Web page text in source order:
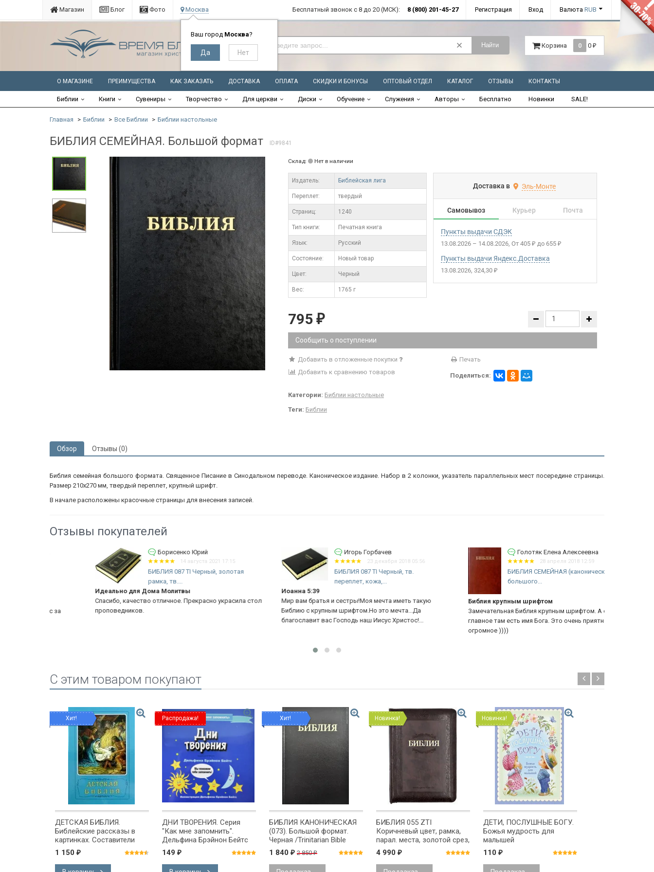
Магазин Блог Фото Москва
Ваш город Москва?
Бесплатный звонок с 8 до 20 (МСК): 8 (800) 201-45-27 Регистрация Вход Валюта RUB
Найти Корзина 0 0 ₽
О МАГАЗИНЕ ПРЕИМУЩЕСТВА КАК ЗАКАЗАТЬ ДОСТАВКА ОПЛАТА СКИДКИ И БОНУСЫ ОПТОВЫЙ ОТДЕЛ КАТАЛОГ ОТЗЫВЫ КОНТАКТЫ
Библии Книги Сувениры Творчество Для церкви Диски Обучение Служения Авторы Бесплатно Новинки SALE!
Главная Библии Все Библии Библии настольные
БИБЛИЯ СЕМЕЙНАЯ. Большой формат ID#9841
Склад: Нет в наличии
Издатель: Библейская лига
Переплет: твердый
Cтраниц: 1240
Тип книги: Печатная книга
Язык: Русский
Состояние: Новый товар
Цвет: Черный
Вес: 1765 г
Доставка в Эль-Монте
Самовывоз Курьер Почта
Пункты выдачи СДЭК
13.08.2026 – 14.08.2026 От 405₽ до 655₽
Пункты выдачи Яндекс.Доставка
13.08.2026 324,30₽
795 ₽
Сообщить о поступлении
Добавить в отложенные покупки
Печать
Добавить к сравнению товаров
Поделиться:
Категории: Библии настольные
Теги: Библии
Обзор Отзывы (0)
Библия семейная большого формата. Священное Писание в Синодальном переводе. Каноническое издание. Набор в 2 колонки, указатель параллельных мест посередине страницы.
Размер 210х270 мм, твердый переплет, крупный шрифт.
В начале расположены красочные страницы для внесения записей.
Отзывы покупателей
Борисенко Юрий
14 августа 2021 17:15
БИБЛИЯ 087 TI Черный, золотая
рамка, тв....
Идеально для Дома Молитвы
Спасибо, качество отличное. Прекрасно украсила стол
проповедников.
Игорь Горбачев
23 декабря 2018 05:56
БИБЛИЯ 087 TI Черный, тв.
переплет, кожа,...
Мир вам братья и сестры!Моя мечта иметь такую
Библию с крупным шрифтом.Но это мечта...Да
благославит вас Господь наш Иисус Христос!...
Голотяк Елена Алексеевна
28 апреля 2018 12:59
БИБЛИЯ СЕМЕЙНАЯ (каноническая,
Библия крупным шрифтом
Замечательная Библия крупным шрифтом. А самое
главное там есть имя Бога. Это очень приятно. Спасибо
огромное ))))
C этим товаром покупают
Хит!
ДЕТСКАЯ БИБЛИЯ.
Библейские рассказы в
картинках. Составители
Борислав Арапович и Вера
Маттелмяки
1 150 ₽
Распродажа!
ДНИ ТВОРЕНИЯ. Серия
"Как мне запомнить".
Дельфина Брэйнон Бейтc
149 ₽
Хит!
БИБЛИЯ КАНОНИЧЕСКАЯ
(073). Большой формат.
Черная /Trinitarian Bible
Society/
1 840 ₽ 2 850₽
Новинка!
БИБЛИЯ 055 ZTI
Коричневый цвет, рамка,
парал. места, золотой срез,
молния, индексы,
закладка, словарь
/150х205/
4 990 ₽
Новинка!
ДЕТИ, ПОСЛУШНЫЕ БОГУ.
Божья мудрость для
малышей
110 ₽